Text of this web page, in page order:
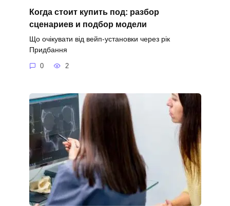
Когда стоит купить под: разбор
сценариев и подбор модели
Що очікувати від вейп-установки через рік
Придбання
0 2